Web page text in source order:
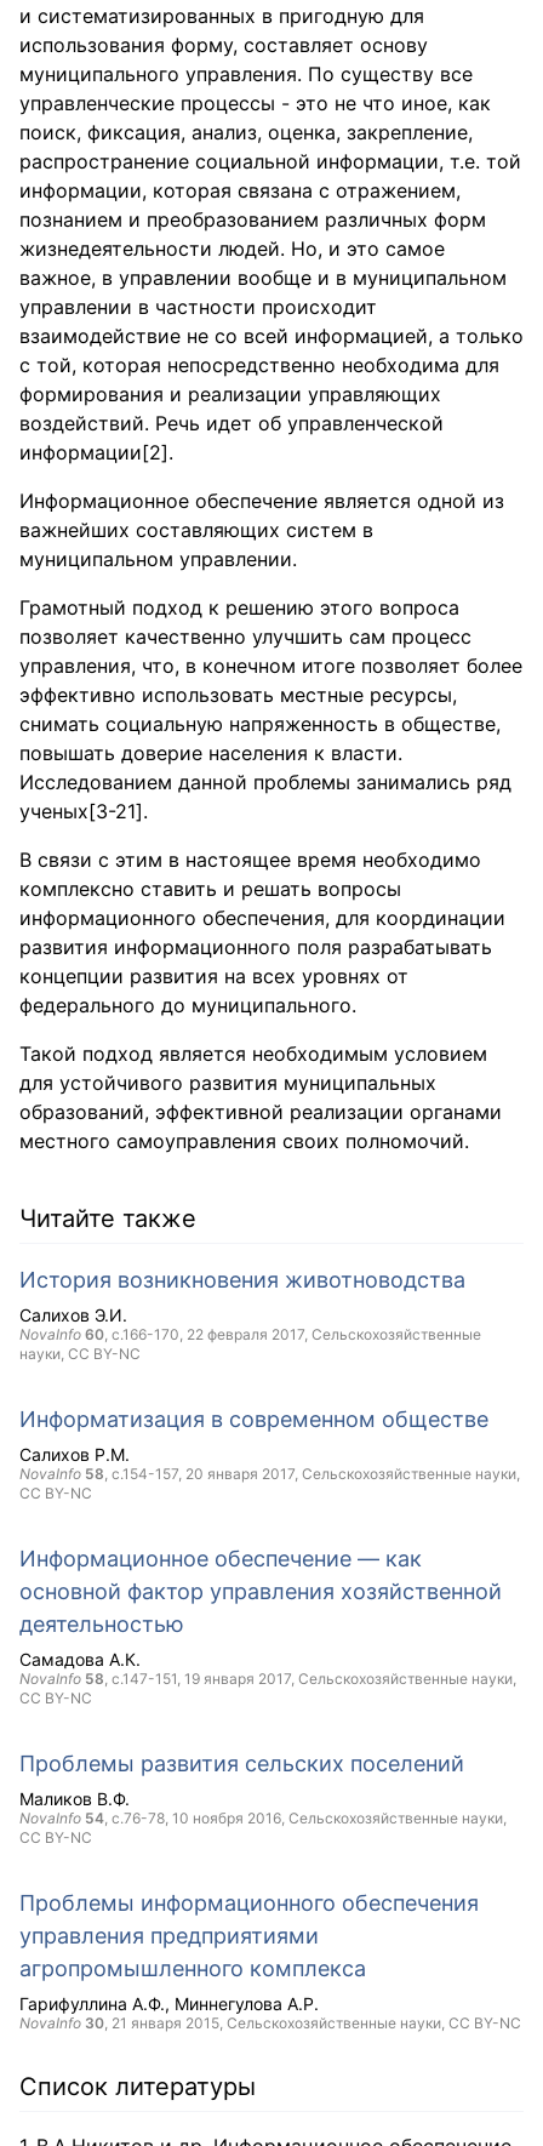
и систематизированных в пригодную для
использования форму, составляет основу
муниципального управления. По существу все
управленческие процессы - это не что иное, как
поиск, фиксация, анализ, оценка, закрепление,
распространение социальной информации, т.е. той
информации, которая связана с отражением,
познанием и преобразованием различных форм
жизнедеятельности людей. Но, и это самое
важное, в управлении вообще и в муниципальном
управлении в частности происходит
взаимодействие не со всей информацией, а только
с той, которая непосредственно необходима для
формирования и реализации управляющих
воздействий. Речь идет об управленческой
информации[2].
Информационное обеспечение является одной из
важнейших составляющих систем в
муниципальном управлении.
Грамотный подход к решению этого вопроса
позволяет качественно улучшить сам процесс
управления, что, в конечном итоге позволяет более
эффективно использовать местные ресурсы,
снимать социальную напряженность в обществе,
повышать доверие населения к власти.
Исследованием данной проблемы занимались ряд
ученых[3-21].
В связи с этим в настоящее время необходимо
комплексно ставить и решать вопросы
информационного обеспечения, для координации
развития информационного поля разрабатывать
концепции развития на всех уровнях от
федерального до муниципального.
Такой подход является необходимым условием
для устойчивого развития муниципальных
образований, эффективной реализации органами
местного самоуправления своих полномочий.
Читайте также
История возникновения животноводства
Салихов Э.И.
NovaInfo 60, с.166-170, 22 февраля 2017, Сельскохозяйственные
науки, CC BY-NC
Информатизация в современном обществе
Салихов Р.М.
NovaInfo 58, с.154-157, 20 января 2017, Сельскохозяйственные науки,
CC BY-NC
Информационное обеспечение — как
основной фактор управления хозяйственной
деятельностью
Самадова А.К.
NovaInfo 58, с.147-151, 19 января 2017, Сельскохозяйственные науки,
CC BY-NC
Проблемы развития сельских поселений
Маликов В.Ф.
NovaInfo 54, с.76-78, 10 ноября 2016, Сельскохозяйственные науки,
CC BY-NC
Проблемы информационного обеспечения
управления предприятиями
агропромышленного комплекса
Гарифуллина А.Ф. Миннегулова А.Р.
NovaInfo 30, 21 января 2015, Сельскохозяйственные науки, CC BY-NC
Список литературы